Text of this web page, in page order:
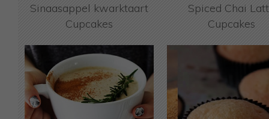
Sinaasappel kwarktaart
Cupcakes
Spiced Chai
Cupcakes